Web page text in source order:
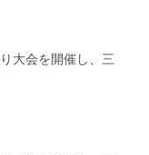
大会を開催し、三